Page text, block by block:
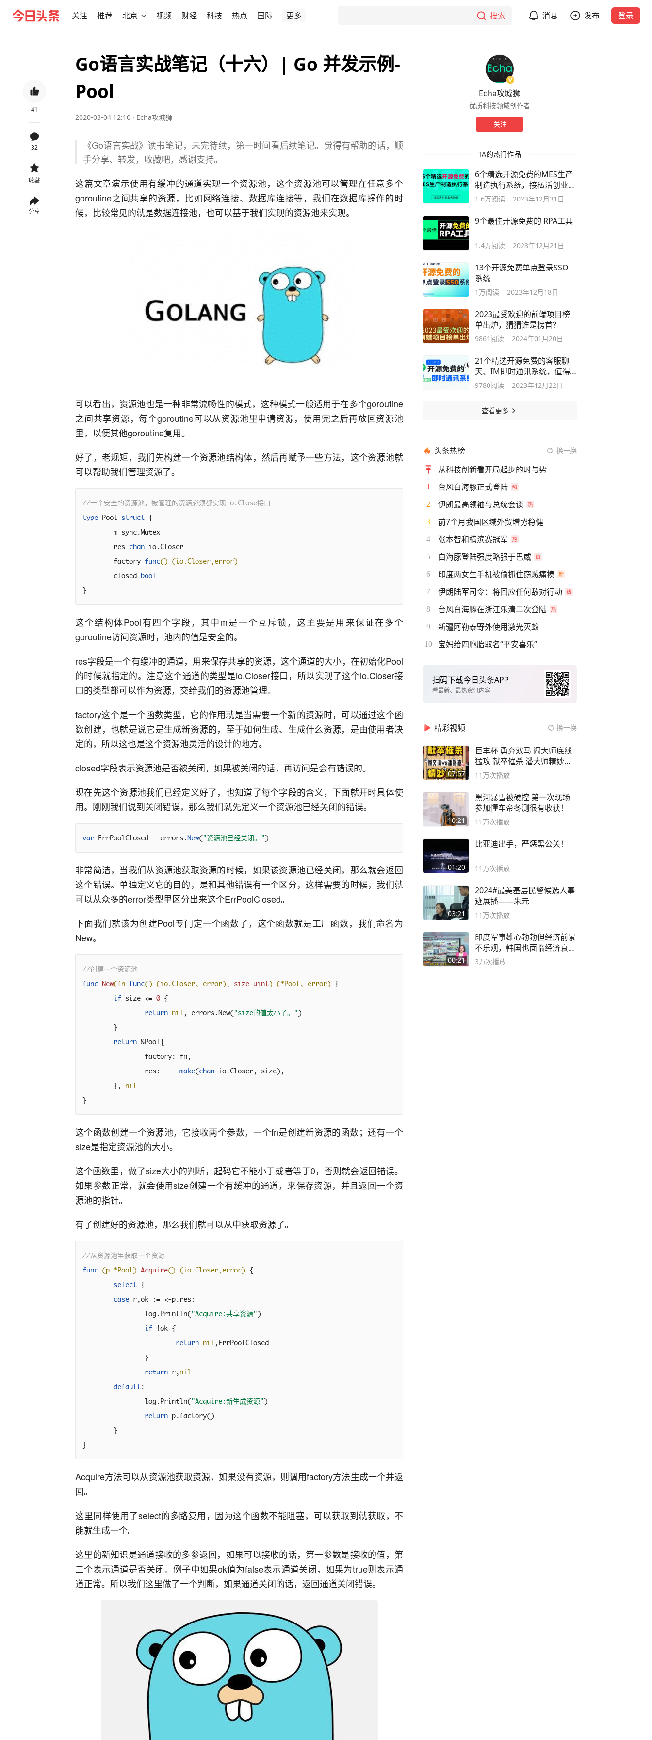
关注 推荐 北京 视频 财经 科技 热点 国际 更多 搜索 消息 发布 登录
41
32
收藏
分享
Go语言实战笔记（十六）| Go 并发示例-
Pool
2020-03-04 12:10 · Echa攻城狮
《Go语言实战》读书笔记，未完待续，第一时间看后续笔记。觉得有帮助的话，顺
手分享、转发，收藏吧，感谢支持。
这篇文章演示使用有缓冲的通道实现一个资源池，这个资源池可以管理在任意多个
goroutine之间共享的资源，比如网络连接、数据库连接等，我们在数据库操作的时
候，比较常见的就是数据连接池，也可以基于我们实现的资源池来实现。
可以看出，资源池也是一种非常流畅性的模式，这种模式一般适用于在多个goroutine
之间共享资源，每个goroutine可以从资源池里申请资源，使用完之后再放回资源池
里，以便其他goroutine复用。
好了，老规矩，我们先构建一个资源池结构体，然后再赋予一些方法，这个资源池就
可以帮助我们管理资源了。
//一个安全的资源池，被管理的资源必须都实现io.Close接口
type Pool struct {
	res
chan io.Closer
	factory
func() (io.Closer,error)
	closed
bool
}
这个结构体Pool有四个字段，其中m是一个互斥锁，这主要是用来保证在多个
goroutine访问资源时，池内的值是安全的。
res字段是一个有缓冲的通道，用来保存共享的资源，这个通道的大小，在初始化Pool
的时候就指定的。注意这个通道的类型是io.Closer接口，所以实现了这个io.Closer接
口的类型都可以作为资源，交给我们的资源池管理。
factory这个是一个函数类型，它的作用就是当需要一个新的资源时，可以通过这个函
数创建，也就是说它是生成新资源的，至于如何生成、生成什么资源，是由使用者决
定的，所以这也是这个资源池灵活的设计的地方。
closed字段表示资源池是否被关闭，如果被关闭的话，再访问是会有错误的。
现在先这个资源池我们已经定义好了，也知道了每个字段的含义，下面就开时具体使
用。刚刚我们说到关闭错误，那么我们就先定义一个资源池已经关闭的错误。
var ErrPoolClosed = errors.New("资源池已经关闭。")
非常简洁，当我们从资源池获取资源的时候，如果该资源池已经关闭，那么就会返回
这个错误。单独定义它的目的，是和其他错误有一个区分，这样需要的时候，我们就
可以从众多的error类型里区分出来这个ErrPoolClosed。
下面我们就该为创建Pool专门定一个函数了，这个函数就是工厂函数，我们命名为
New。
//创建一个资源池
func New(fn func() (io.Closer, error) , size uint) (*Pool, error) {
if size <= 0 {
return nil , errors.New("size的值太小了。")
return &Pool{
		res:
make(chan io.Closer, size),
	},
nil
}
这个函数创建一个资源池，它接收两个参数，一个fn是创建新资源的函数；还有一个
size是指定资源池的大小。
这个函数里，做了size大小的判断，起码它不能小于或者等于0，否则就会返回错误。
如果参数正常，就会使用size创建一个有缓冲的通道，来保存资源，并且返回一个资
源池的指针。
有了创建好的资源池，那么我们就可以从中获取资源了。
//从资源池里获取一个资源
func (p *Pool) Acquire() (io.Closer,error) {
select {
case r,ok := <-p.res:
		log.Println(
"Acquire:共享资源")
if !ok {
return nil ,ErrPoolClosed
return r,nil
default:
		log.Println(
"Acquire:新生成资源")
return p.factory()
}
Acquire方法可以从资源池获取资源，如果没有资源，则调用factory方法生成一个并返
回。
这里同样使用了select的多路复用，因为这个函数不能阻塞，可以获取到就获取，不
能就生成一个。
这里的新知识是通道接收的多参返回，如果可以接收的话，第一参数是接收的值，第
二个表示通道是否关闭。例子中如果ok值为false表示通道关闭，如果为true则表示通
道正常。所以我们这里做了一个判断，如果通道关闭的话，返回通道关闭错误。
Echa攻城狮
优质科技领域创作者
关注
TA的热门作品
6个精选开源免费的MES生产
制造执行系统，接私活创业拿
去改改
1.6万阅读 2023年12月31日
9个最佳开源免费的 RPA工具
1.4万阅读 2023年12月21日
13个开源免费单点登录SSO
系统
1万阅读 2023年12月18日
2023最受欢迎的前端项目榜
单出炉，猜猜谁是榜首？
9861 阅读 2024年01月20日
21个精选开源免费的客服聊
天、IM即时通讯系统，值得
收藏
9780阅读 2023年12月22日
查看更多
头条热榜 换一换
从科技创新看开局起步的时与势
1 台风白海豚正式登陆
2 伊朗最高领袖与总统会谈
3 前7个月我国区域外贸增势稳健
4 张本智和横滨赛冠军
5 白海豚登陆强度略强于巴威
6 印度两女生手机被偷抓住窃贼痛揍
7 伊朗陆军司令：将回应任何敌对行动
8 台风白海豚在浙江乐清二次登陆
9 新疆阿勒泰野外使用激光灭蚊
10 宝妈给四胞胎取名“平安喜乐”
扫码下载今日头条APP
看最新、最热资讯内容
精彩视频 换一换
07:57
巨丰杯 勇弃双马 阎大师底线
猛攻 献卒催杀 潘大师精妙入
局
11万次播放
10:21
黑河暴雪被硬控 第一次现场
参加懂车帝冬测很有收获！
11万次播放
01:20
比亚迪出手，严惩黑公关！
11万次播放
03:21
2024#最美基层民警候选人事
迹展播——朱元
11万次播放
00:21
印度军事雄心勃勃但经济前景
不乐观，韩国也面临经济衰退
风险
3万次播放